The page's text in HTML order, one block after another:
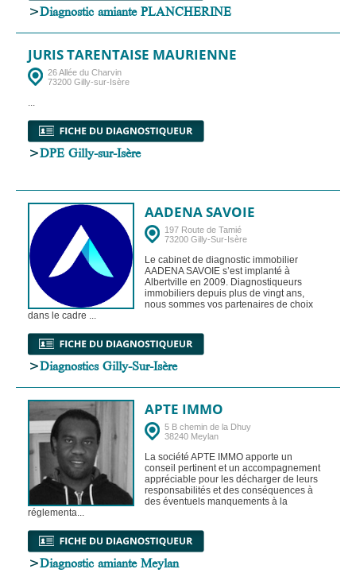
>Diagnostic amiante PLANCHERINE
JURIS TARENTAISE MAURIENNE
26 Allée du Charvin
73200 Gilly-sur-Isère
...
>DPE Gilly-sur-Isère
AADENA SAVOIE
197 Route de Tamié
73200 Gilly-Sur-Isère
Le cabinet de diagnostic immobilier
AADENA SAVOIE s’est implanté à
Albertville en 2009. Diagnostiqueurs
immobiliers depuis plus de vingt ans,
nous sommes vos partenaires de choix
dans le cadre ...
>Diagnostics Gilly-Sur-Isère
APTE IMMO
5 B chemin de la Dhuy
38240 Meylan
La société APTE IMMO apporte un
conseil pertinent et un accompagnement
appréciable pour les décharger de leurs
responsabilités et des conséquences à
des éventuels manquements à la
réglementa...
>Diagnostic amiante Meylan